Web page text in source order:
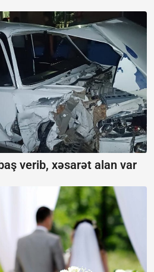
verib, xəsarət alan var